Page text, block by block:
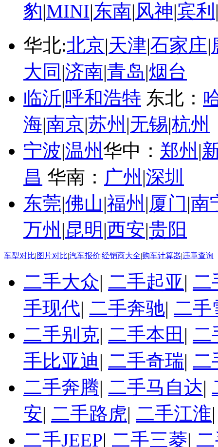
豹|MINI|东南|风神|宾利
华北:北京|天津|石家庄|
大同 |济南|青岛|烟台
临沂|呼和浩特 东北：
海|南京|苏州 |无锡|杭州
宁波|温州华中： 郑州 |
昌 华南： 广州 |深圳
东莞|佛山|福州 |厦门|南
万州 |昆明 |西安|贵阳
车型对比|图片对比|汽车报价|经销商大全|购车计算器|违章查询
二手大众| 二手起亚| 二
手现代| 二手奔驰| 二手
二手别克| 二手本田 | 二
手比亚迪| 二手奇瑞| 二
二手奔腾| 二手马自达|
安| 二手路虎| 二手江淮
二手JEEP| 二手三菱|